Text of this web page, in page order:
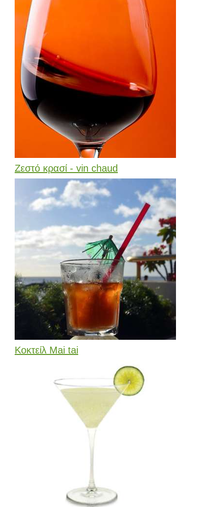
Ζεστό κρασί - vin chaud
Κοκτείλ Mai tai